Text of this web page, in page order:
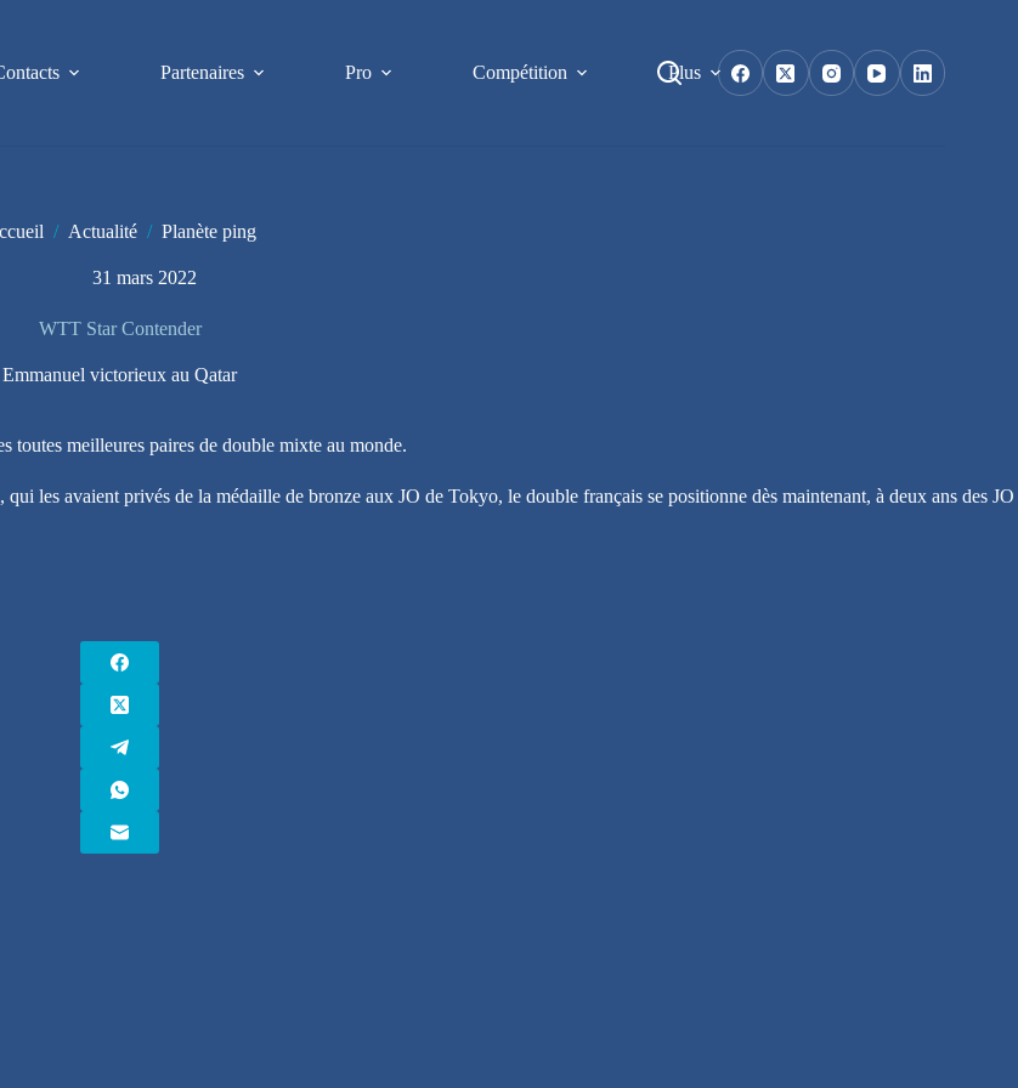
Partenaires Pro Compétition Plus
/ Actualité / Planète ping
31 mars 2022
WTT Star Contender
Emmanuel victorieux au Qatar
toutes meilleures paires de double mixte au monde.
les avaient privés de la médaille de bronze aux JO de Tokyo, le double français se positionne dès maintenant, à deux ans des JO